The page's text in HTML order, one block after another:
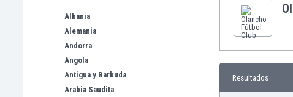
Albania
Alemania
Andorra
Angola
Antigua y Barbuda
Arabia Saudita
Resultados